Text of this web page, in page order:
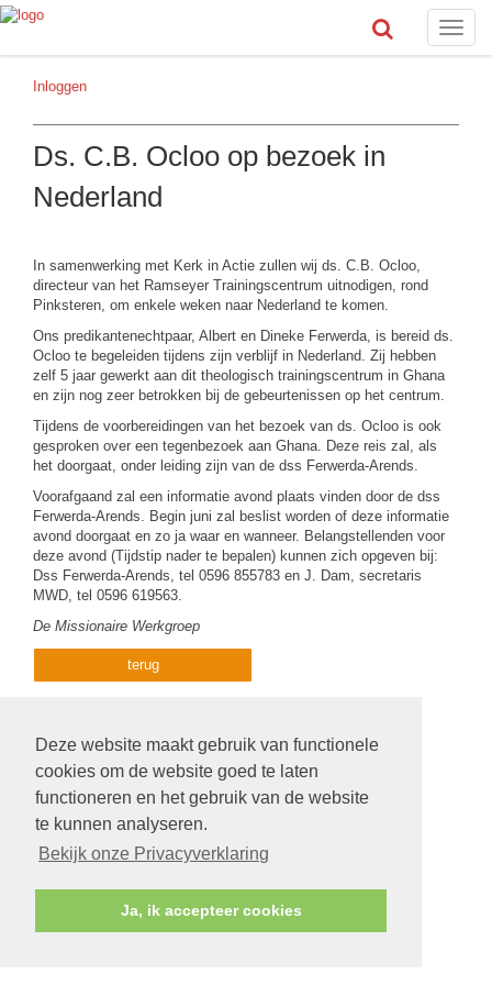
Deze website maakt gebruik van functionele
cookies om de website goed te laten
functioneren en het gebruik van de website
te kunnen analyseren.
Bekijk onze Privacyverklaring
Ja, ik accepteer cookies
Toggle
Inloggen
Ds. C.B. Ocloo op bezoek in
Nederland
In samenwerking met Kerk in Actie zullen wij ds. C.B. Ocloo,
directeur van het Ramseyer Trainingscentrum uitnodigen, rond
Pinksteren, om enkele weken naar Nederland te komen.
Ons predikantenechtpaar, Albert en Dineke Ferwerda, is bereid ds.
Ocloo te begeleiden tijdens zijn verblijf in Nederland. Zij hebben
zelf 5 jaar gewerkt aan dit theologisch trainingscentrum in Ghana
en zijn nog zeer betrokken bij de gebeurtenissen op het centrum.
Tijdens de voorbereidingen van het bezoek van ds. Ocloo is ook
gesproken over een tegenbezoek aan Ghana. Deze reis zal, als
het doorgaat, onder leiding zijn van de dss Ferwerda-Arends.
Voorafgaand zal een informatie avond plaats vinden door de dss
Ferwerda-Arends. Begin juni zal beslist worden of deze informatie
avond doorgaat en zo ja waar en wanneer. Belangstellenden voor
deze avond (Tijdstip nader te bepalen) kunnen zich opgeven bij:
Dss Ferwerda-Arends, tel 0596 855783 en J. Dam, secretaris
MWD, tel 0596 619563.
De Missionaire Werkgroep
terug